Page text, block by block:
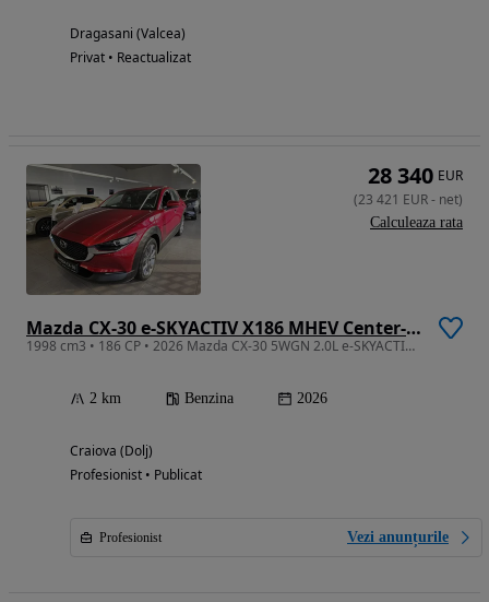
Dragasani (Valcea)
Privat • Reactualizat
Mazda CX-30 e-SKYACTIV X186 MHEV Center-Line
1998 cm3 • 186 CP • 2026 Mazda CX-30 5WGN 2.0L e-SKYACTIV X 186ps 6MT FWD Centre-Line
2 km Benzina 2026
Craiova (Dolj)
Profesionist • Publicat
Profesionist Vezi anunțurile
28 340 EUR
(23 421 EUR- net)
Calculeaza rata